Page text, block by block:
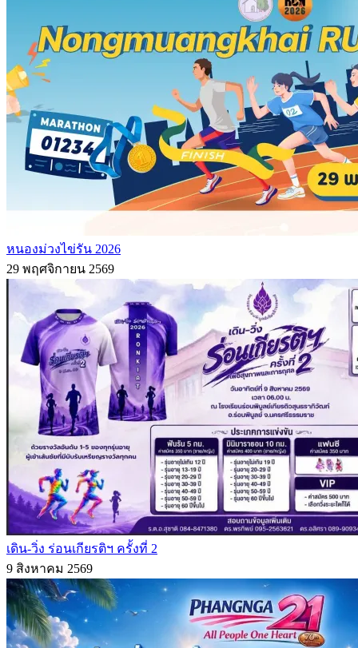
หนองม่วงไข่รัน 2026
29 พฤศจิกายน 2569
เดิน-วิ่ง ร่อนเกียรติฯ ครั้งที่ 2
9 สิงหาคม 2569